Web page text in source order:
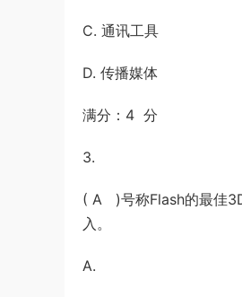
C. 通讯工具
D. 传播媒体
满分：4 分
3.
( A )号称Flash的最佳
入。
A.